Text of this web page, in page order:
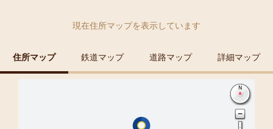
現在住所マップを表示しています
住所マップ 鉄道マップ 道路マップ 詳細マップ